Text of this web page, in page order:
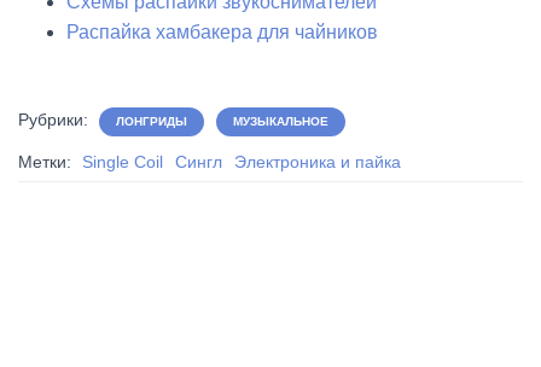
Распайка хамбакера для чайников
Рубрики: ЛОНГРИДЫ МУЗЫКАЛЬНОЕ
Метки: Single Coil Сингл Электроника и пайка